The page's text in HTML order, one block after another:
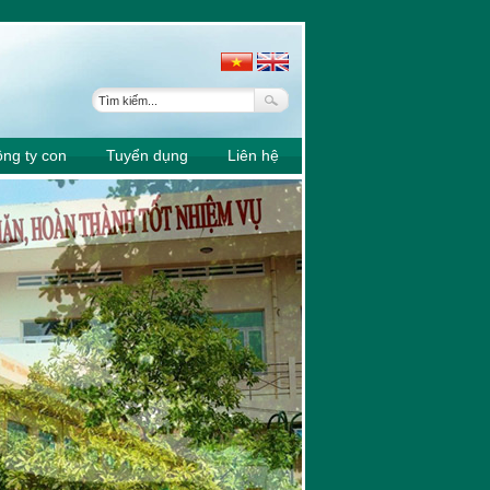
ty con Tuyển dụng Liên hệ
0107-37
6307